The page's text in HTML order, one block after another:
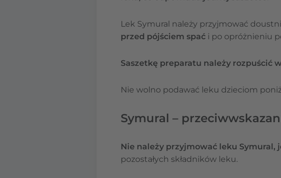
Lek Symural należy przyjmować
przed pójściem spać i po opróżnieniu
Saszetkę preparatu należy rozpuścić
Nie wolno podawać leku dzieciom
Symural –
Nie należy przyjmować leku Symural,
pozostałych składników leku.